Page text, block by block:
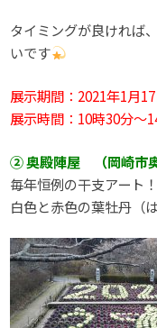
タイミングが良ければ
いです
展示期間：2021年1月
展示時間：10時30分～
② 奥殿陣屋 （岡崎市奥
毎年恒例の干支アート！
白色と赤色の葉牡丹（